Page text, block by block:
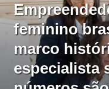
feminino
marco
especialista